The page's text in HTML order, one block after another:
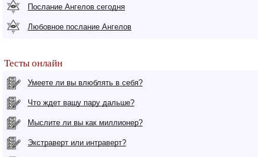
Послание Ангелов сегодня
Любовное послание Ангелов
Тесты онлайн
Умеете ли вы влюблять в себя?
Что ждет вашу пару дальше?
Мыслите ли вы как миллионер?
Экстраверт или интраверт?